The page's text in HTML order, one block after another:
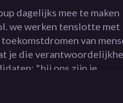
dagelijks mee te maken
we werken tenslotte met
van
je die
"bij ons zijn je